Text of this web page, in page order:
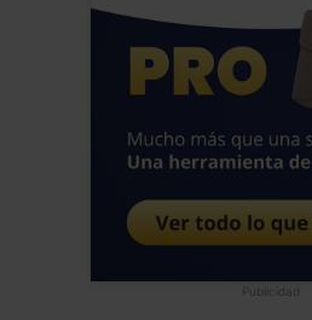
encontremos la aguja,
trabajo a todas las
medicina moderna
también de consumo y
Saludos alegres del
hiperactivo de Sevilla
Jose Luis Frias Pulido
Médico - España
Publicidad